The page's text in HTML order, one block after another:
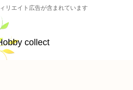
リエイト広告が含まれています
collect